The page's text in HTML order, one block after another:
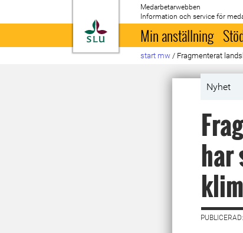
Till startsida
Medarbetarwebben
Information och service för
Min anställning
start mw / Fragmenterat
Nyhet
har